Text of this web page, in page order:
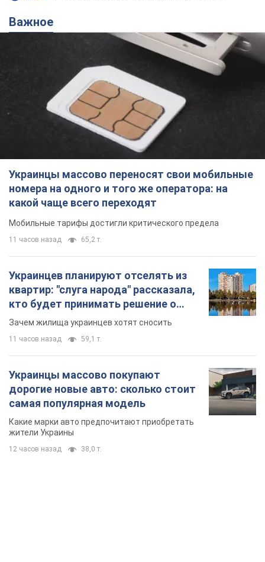
Важное
Украинцы массово переносят свои мобильные
номера на одного и того же оператора: на
какой чаще всего переходят
Мобильные тарифы достигли критического предела
11 часов назад 65,2 т.
Украинцев планируют отселять из
квартир: "слуга народа" рассказала,
кто будет принимать решение о
сносе домов
Зачем жилища украинцев хотят сносить
11 часов назад 59,1 т.
Украинцы массово покупают
дорогие новые авто: сколько стоит
самая популярная модель
Какие марки авто предпочитают приобретать
жители Украины
12 часов назад 38,0 т.